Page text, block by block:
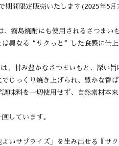
期間限定販売いたします(2025年5月
霧島焼酎にも使用されるさつま
異なる“サクっと”した食感に仕上
、甘み豊かなさつまいもと、深い
じっくり焼き上げられ、豊かな香
味料を一切使用せず、自然素材本
画しています。
いサプライズ」を生み出せる『サク